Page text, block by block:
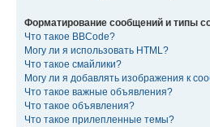
Форматирование сообщений и типы
Что такое BBCode?
Могу ли я использовать HTML?
Что такое смайлики?
Могу ли я добавлять изображения к
Что такое важные объявления?
Что такое объявления?
Что такое прилепленные темы?